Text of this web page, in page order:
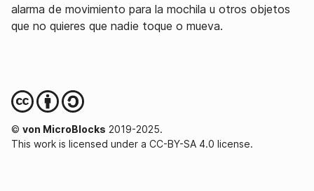
alarma de movimiento para la mochila u otros objetos
que no quieres que nadie toque o mueva.
© von MicroBlocks 2019-2025.
This work is licensed under a CC-BY-SA 4.0 license.